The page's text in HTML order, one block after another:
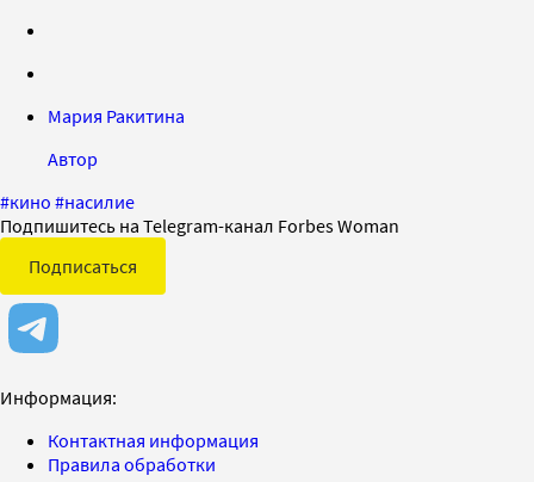
Мария Ракитина
Автор
#кино #насилие
Подпишитесь на Telegram-канал Forbes Woman
Подписаться
Информация:
Контактная информация
Правила обработки